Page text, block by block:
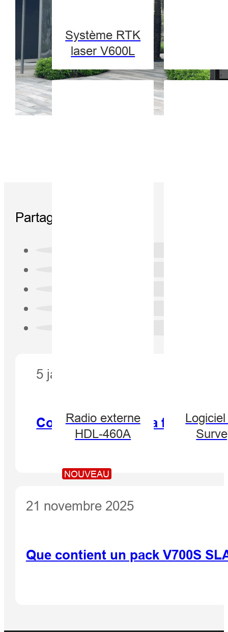
Système RTK
laser V600L
Radio externe
HDL-460A
NOUVEAU
Partager:
5 janvier 2026
Comment utiliser la fonction
21 novembre 2025
Que contient un pack V700S